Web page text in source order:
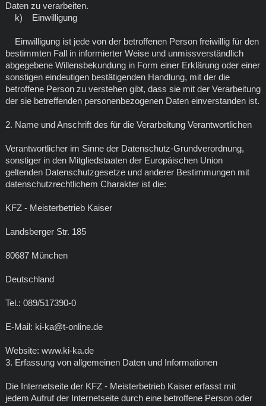
Daten zu verarbeiten.
k) Einwilligung
Einwilligung ist jede von der betroffenen Person freiwillig für den
bestimmten Fall in informierter Weise und unmissverständlich
abgegebene Willensbekundung in Form einer Erklärung oder einer
sonstigen eindeutigen bestätigenden Handlung, mit der die
betroffene Person zu verstehen gibt, dass sie mit der Verarbeitung
der sie betreffenden personenbezogenen Daten einverstanden ist.
2. Name und Anschrift des für die Verarbeitung Verantwortlichen
Verantwortlicher im Sinne der Datenschutz-Grundverordnung,
sonstiger in den Mitgliedstaaten der Europäischen Union
geltenden Datenschutzgesetze und anderer Bestimmungen mit
datenschutzrechtlichem Charakter ist die:
KFZ - Meisterbetrieb Kaiser
Landsberger Str. 185
80687 München
Deutschland
Tel.: 089/517390-0
E-Mail: ki-ka@t-online.de
Website: www.ki-ka.de
3. Erfassung von allgemeinen Daten und Informationen
Die Internetseite der KFZ - Meisterbetrieb Kaiser erfasst mit
jedem Aufruf der Internetseite durch eine betroffene Person oder